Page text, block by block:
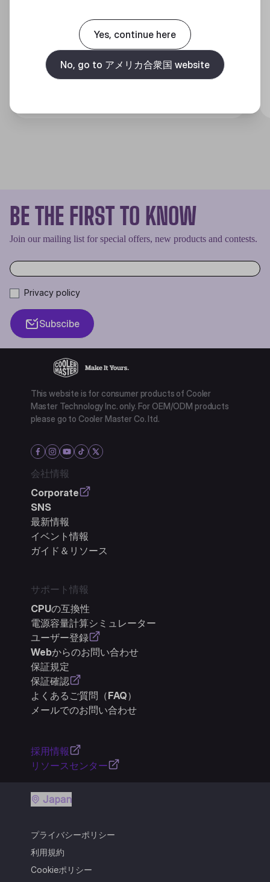
360 DEGREES OF COOL​
BE THE FIRST TO KNOW
Join our mailing list for special offers, new products and contests.
Privacy policy
Subscibe
This website is for consumer products of Cooler
Master Technology Inc. only. For OEM/ODM products
please go to Cooler Master Co. ltd.
会社情報
Corporate
SNS
最新情報
イベント情報
ガイド＆リソース
サポート情報
CPUの互換性
電源容量計算シミュレーター
ユーザー登録
Webからのお問い合わせ
保証規定
保証確認
よくあるご質問（FAQ）
メールでのお問い合わせ
採用情報
リソースセンター
プライバシーポリシー
利用規約
Cookieポリシー
Japan
Yes, continue here
No, go to アメリカ合衆国 website